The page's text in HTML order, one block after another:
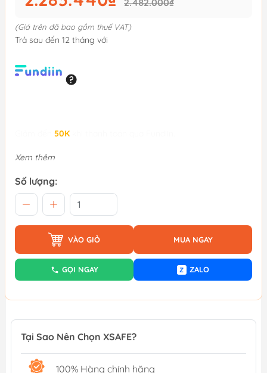
2.482.000₫
(Giá trên đã bao gồm thuế VAT)
Trả sau đến 12 tháng với
50K
Xem thêm
Số lượng:
VÀO GIỎ MUA NGAY
GỌI NGAY Z ZALO
Tại Sao Nên Chọn XSAFE?
100% Hàng chính hãng